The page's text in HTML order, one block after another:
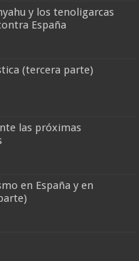
y los tenoligarcas
España
(tercera parte)
las próximas
en España y en